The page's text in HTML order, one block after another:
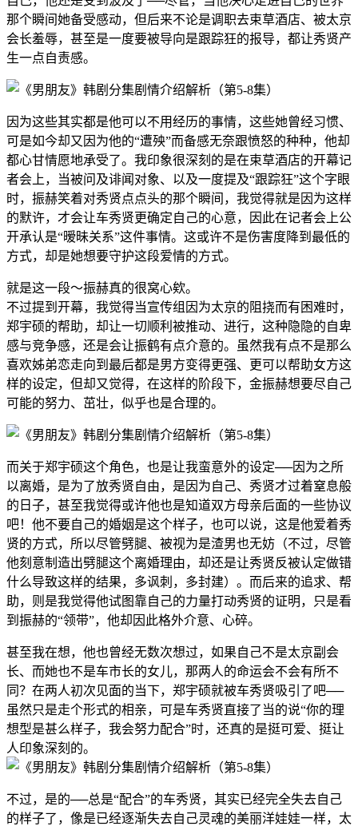
那个瞬间她备受感动，但后来不论是调职去束草酒店、被太京
会长羞辱，甚至是一度要被导向是跟踪狂的报导，都让秀贤产
生一点自责感。
因为这些其实都是他可以不用经历的事情，这些她曾经习惯、
可是如今却又因为他的“遭殃”而备感无奈跟愤怒的种种，他却
都心甘情愿地承受了。我印象很深刻的是在束草酒店的开幕记
者会上，当被问及诽闻对象、以及一度提及“跟踪狂”这个字眼
时，振赫笑着对秀贤点点头的那个瞬间，我觉得就是因为这样
的默许，才会让车秀贤更确定自己的心意，因此在记者会上公
开承认是“暧昧关系”这件事情。这或许不是伤害度降到最低的
方式，却是她想要守护这段爱情的方式。
就是这一段～振赫真的很窝心欸。
不过提到开幕，我觉得当宣传组因为太京的阻挠而有困难时，
郑宇硕的帮助，却让一切顺利被推动、进行，这种隐隐的自卑
感与竞争感，还是会让振鹤有点介意的。虽然我有点不是那么
喜欢姊弟恋走向到最后都是男方变得更强、更可以帮助女方这
样的设定，但却又觉得，在这样的阶段下，金振赫想要尽自己
可能的努力、茁壮，似乎也是合理的。
而关于郑宇硕这个角色，也是让我蛮意外的设定──因为之所
以离婚，是为了放秀贤自由，是因为自己、秀贤才过着窒息般
的日子，甚至我觉得或许他也是知道双方母亲后面的一些协议
吧！他不要自己的婚姻是这个样子，也可以说，这是他爱着秀
贤的方式，所以尽管劈腿、被视为是渣男也无妨（不过，尽管
他刻意制造出劈腿这个离婚理由，却还是让秀贤反被认定做错
什么导致这样的结果，多讽刺，多封建）。而后来的追求、帮
助，则是我觉得他试图靠自己的力量打动秀贤的证明，只是看
到振赫的“领带”，他却因此格外介意、心碎。
甚至我在想，他也曾经无数次想过，如果自己不是太京副会
长、而她也不是车市长的女儿，那两人的命运会不会有所不
同？在两人初次见面的当下，郑宇硕就被车秀贤吸引了吧──
虽然只是走个形式的相亲，可是车秀贤直接了当的说“你的理
想型是甚么样子，我会努力配合”时，还真的是挺可爱、挺让
人印象深刻的。
不过，是的──总是“配合”的车秀贤，其实已经完全失去自己
的样子了，像是已经逐渐失去自己灵魂的美丽洋娃娃一样，太